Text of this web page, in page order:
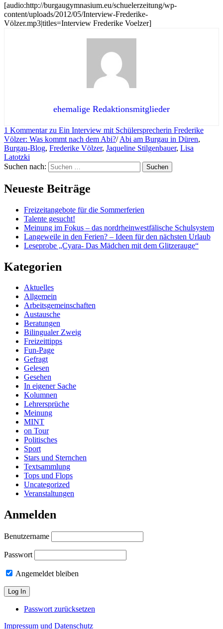
[audio:http://burgaugymnasium.eu/schuelerzeitung/wp-
content/uploads/2012/05/Interview-Frederike-
Völzer.mp3|titles=Interview Frederike Voelzer]
ehemalige Redaktionsmitglieder
1 Kommentarzu Ein Interview mit Schülersprecherin Frederike
Völzer: Was kommt nach dem Abi?/ Abi am Burgau in Düren,
Burgau-Blog, Frederike Völzer, Jaqueline Stilgenbauer, Lisa
Latotzki
Suchen nach:
Neueste Beiträge
Freizeitangebote für die Sommerferien
Talente gesucht!
Meinung im Fokus – das nordrheinwestfälische Schulsystem
Langeweile in den Ferien? – Ideen für den nächsten Urlaub
Leseprobe „Cyara- Das Mädchen mit dem Glitzerauge“
Kategorien
Aktuelles
Allgemein
Arbeitsgemeinschaften
Austausche
Beratungen
Bilingualer Zweig
Freizeittipps
Fun-Page
Gefragt
Gelesen
Gesehen
In eigener Sache
Kolumnen
Lehrersprüche
Meinung
MINT
on Tour
Politisches
Sport
Stars und Sternchen
Textsammlung
Tops und Flops
Uncategorized
Veranstaltungen
Anmelden
Benutzername
Passwort
Angemeldet bleiben
Passwort zurücksetzen
Impressum und Datenschutz